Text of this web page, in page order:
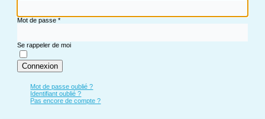
Mot de passe*
Se rappeler de moi
Connexion
Mot de passe oublié ?
Identifiant oublié ?
Pas encore de compte ?